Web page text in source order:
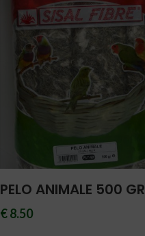
PELO ANIMALE 500 GR
€ 8.50